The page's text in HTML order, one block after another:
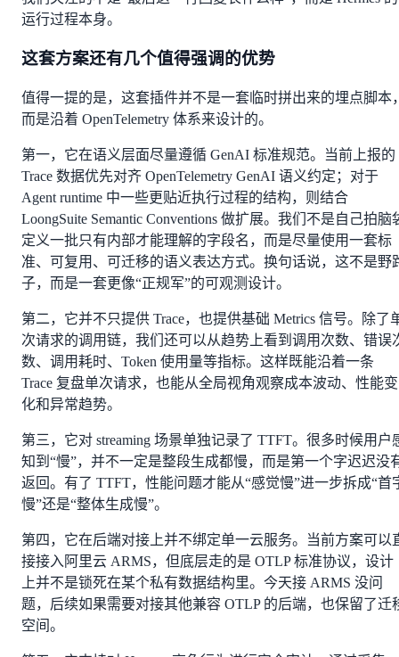
运行过程本身。
这套方案还有几个值得强调的优势
值得一提的是，这套插件并不是一套临时拼出来的埋点脚本
而是沿着 OpenTelemetry 体系来设计的。
第一，它在语义层面尽量遵循 GenAI 标准规范。当前上报的
Trace 数据优先对齐 OpenTelemetry GenAI 语义约定；对于
Agent runtime 中一些更贴近执行过程的结构，则结合
LoongSuite Semantic Conventions 做扩展。我们不是自己拍脑
定义一批只有内部才能理解的字段名，而是尽量使用一套标
准、可复用、可迁移的语义表达方式。换句话说，这不是野
子，而是一套更像“正规军”的可观测设计。
第二，它并不只提供 Trace，也提供基础 Metrics 信号。除了
次请求的调用链，我们还可以从趋势上看到调用次数、错误
数、调用耗时、Token 使用量等指标。这样既能沿着一条
Trace 复盘单次请求，也能从全局视角观察成本波动、性能变
化和异常趋势。
第三，它对 streaming 场景单独记录了 TTFT。很多时候用户
知到“慢”，并不一定是整段生成都慢，而是第一个字迟迟没
返回。有了 TTFT，性能问题才能从“感觉慢”进一步拆成“首
慢”还是“整体生成慢”。
第四，它在后端对接上并不绑定单一云服务。当前方案可以
接接入阿里云 ARMS，但底层走的是 OTLP 标准协议，设计
上并不是锁死在某个私有数据结构里。今天接 ARMS 没问
题，后续如果需要对接其他兼容 OTLP 的后端，也保留了迁
空间。